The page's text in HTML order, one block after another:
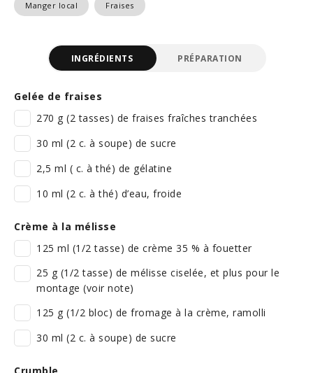
Manger local Fraises
INGRÉDIENTS PRÉPARATION
Gelée de fraises
270 g (2 tasses) de fraises fraîches tranchées
30 ml (2 c. à soupe) de sucre
2,5 ml ( c. à thé) de gélatine
10 ml (2 c. à thé) d’eau, froide
Crème à la mélisse
125 ml (1/2 tasse) de crème 35 % à fouetter
25 g (1/2 tasse) de mélisse ciselée, et plus pour le
montage (voir note)
125 g (1/2 bloc) de fromage à la crème, ramolli
30 ml (2 c. à soupe) de sucre